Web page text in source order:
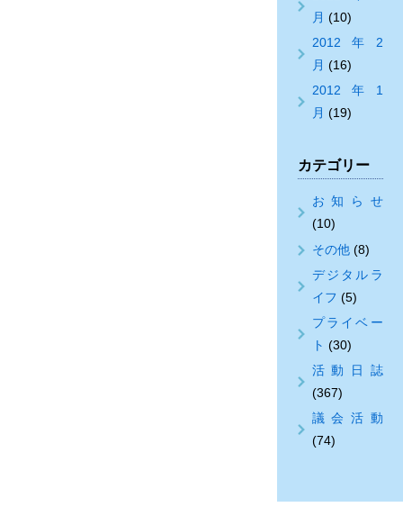
月 (10)
2012年2
月 (16)
2012年1
月 (19)
カテゴリー
お知らせ
(10)
その他(8)
デジタルラ
イフ (5)
プライベー
ト (30)
活動日誌
(367)
議会活動
(74)